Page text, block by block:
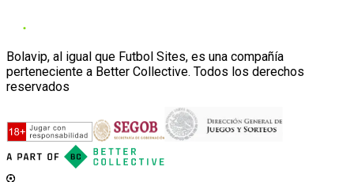
Bolavip, al igual que Futbol Sites, es una compañía
perteneciente a Better Collective. Todos los derechos
reservados